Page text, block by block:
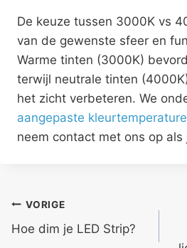
De keuze tussen 3000K vs
van de gewenste sfeer en
Warme tinten (3000K)
terwijl neutrale tinten
het zicht verbeteren. We
aangepaste
neem contact met ons op
VORIGE
Hoe dim je LED Strip?